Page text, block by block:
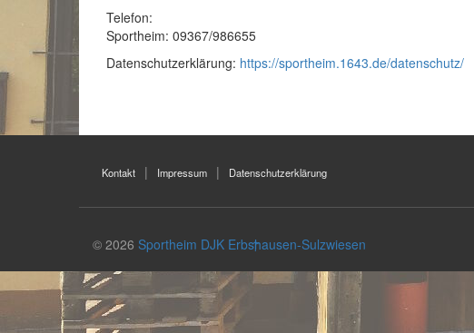
Telefon:
Sportheim: 09367/986655
Datenschutzerklärung: https://sportheim.1643.de/datenschutz/
Kontakt Impressum Datenschutzerklärung
© 2026 Sportheim DJK Erbshausen-Sulzwiesen
↑